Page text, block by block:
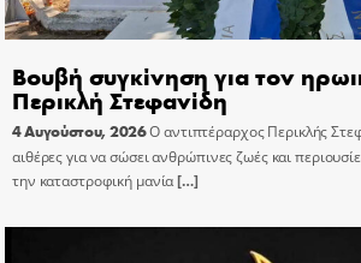
Βουβή συγκίνηση για τον
Περικλή Στεφανίδη
4 Αυγούστου, 2026Ο αντιπτέραρχος Περικλής
αιθέρες για να σώσει ανθρώπινες ζωές και
την καταστροφική μανία[…]